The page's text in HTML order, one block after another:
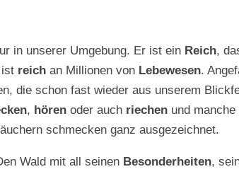
in unserer Umgebung. Er ist ein Reich,
reich an Millionen von Lebewesen.
die schon fast wieder aus unserem
, hören oder auch riechen und
schmecken ganz ausgezeichnet.
Wald mit all seinen Besonderheiten,